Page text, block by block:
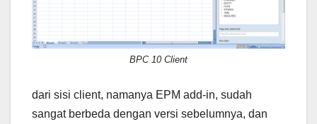
BPC 10 Client
dari sisi client, namanya EPM add-in, sudah
sangat berbeda dengan versi sebelumnya, dan